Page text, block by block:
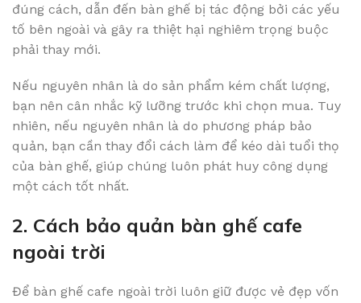
đúng cách, dẫn đến bàn ghế bị tác động bởi các yếu
tố bên ngoài và gây ra thiệt hại nghiêm trọng buộc
phải thay mới.
Nếu nguyên nhân là do sản phẩm kém chất lượng,
bạn nên cân nhắc kỹ lưỡng trước khi chọn mua. Tuy
nhiên, nếu nguyên nhân là do phương pháp bảo
quản, bạn cần thay đổi cách làm để kéo dài tuổi thọ
của bàn ghế, giúp chúng luôn phát huy công dụng
một cách tốt nhất.
2. Cách bảo quản bàn ghế cafe
ngoài trời
Để bàn ghế cafe ngoài trời luôn giữ được vẻ đẹp vốn